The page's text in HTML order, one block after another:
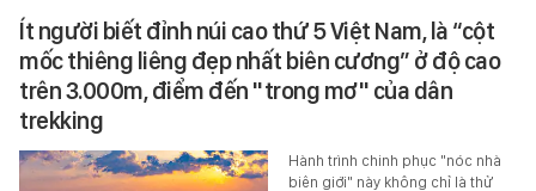
Ít người biết đỉnh núi cao thứ 5 Việt Nam, là “cột
mốc thiêng liêng đẹp nhất biên cương” ở độ cao
trên 3.000m, điểm đến "trong mơ" của dân
trekking
Hành trình chinh phục "nóc nhà
biên giới" này không chỉ là thử